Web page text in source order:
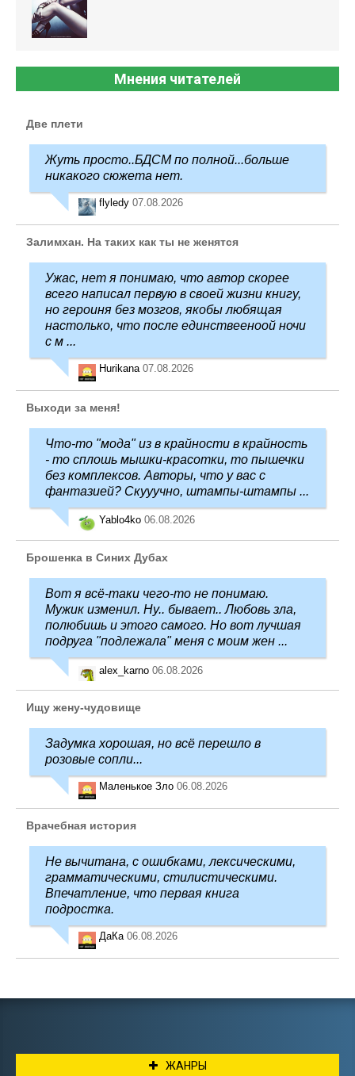
Мнения читателей
Две плети
Жуть просто..БДСМ по полной...больше
никакого сюжета нет.
flyledy 07.08.2026
Залимхан. На таких как ты не женятся
Ужас, нет я понимаю, что автор скорее
всего написал первую в своей жизни книгу,
но героиня без мозгов, якобы любящая
настолько, что после единствееноой ночи
с м ...
Hurikana 07.08.2026
Выходи за меня!
Что-то "мода" из в крайности в крайность
- то сплошь мышки-красотки, то пышечки
без комплексов. Авторы, что у вас с
фантазией? Скууучно, штампы-штампы ...
Yablo4ko 06.08.2026
Брошенка в Синих Дубах
Вот я всё-таки чего-то не понимаю.
Мужик изменил. Ну.. бывает.. Любовь зла,
полюбишь и этого самого. Но вот лучшая
подруга "подлежала" меня с моим жен ...
alex_karno 06.08.2026
Ищу жену-чудовище
Задумка хорошая, но всё перешло в
розовые сопли...
Маленькое Зло 06.08.2026
Врачебная история
Не вычитана, с ошибками, лексическими,
грамматическими, стилистическими.
Впечатление, что первая книга
подростка.
ДаКа 06.08.2026
ЖАНРЫ